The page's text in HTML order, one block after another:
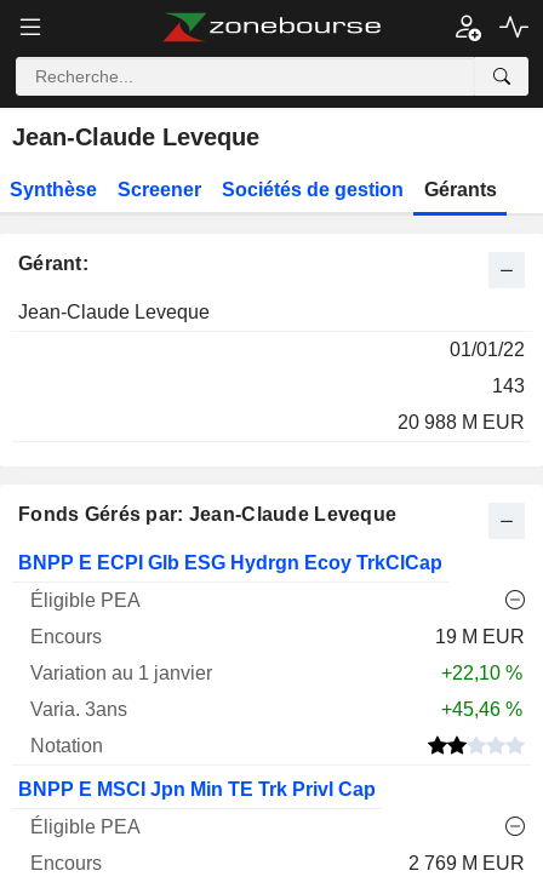
Jean-Claude Leveque
Synthèse Screener Sociétés de gestion Gérants
Gérant:
Jean-Claude Leveque
01/01/22
143
20 988 M EUR
Fonds Gérés par: Jean-Claude Leveque
Nom PEA Encours
Varia.
BNPP E ECPI Glb ESG Hydrgn Ecoy TrkClCap
19 M EUR
+22,10 %
+45,46 %
BNPP E MSCI Jpn Min TE Trk Privl Cap
2 769 M EUR